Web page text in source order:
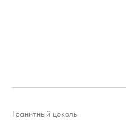
Гранитный цоколь